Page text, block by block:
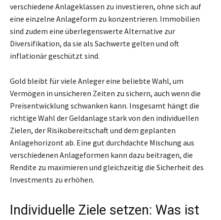
verschiedene Anlageklassen zu investieren, ohne sich auf
eine einzelne Anlageform zu konzentrieren. Immobilien
sind zudem eine überlegenswerte Alternative zur
Diversifikation, da sie als Sachwerte gelten und oft
inflationär geschützt sind.
Gold bleibt für viele Anleger eine beliebte Wahl, um
Vermögen in unsicheren Zeiten zu sichern, auch wenn die
Preisentwicklung schwanken kann. Insgesamt hängt die
richtige Wahl der Geldanlage stark von den individuellen
Zielen, der Risikobereitschaft und dem geplanten
Anlagehorizont ab. Eine gut durchdachte Mischung aus
verschiedenen Anlageformen kann dazu beitragen, die
Rendite zu maximieren und gleichzeitig die Sicherheit des
Investments zu erhöhen.
Individuelle Ziele setzen: Was ist